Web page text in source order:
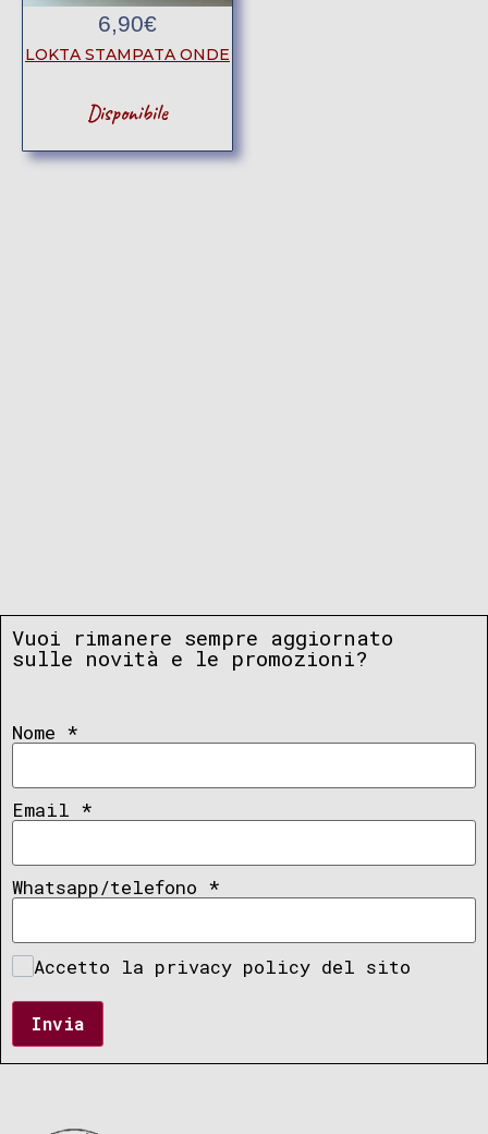
6,90€
LOKTA STAMPATA ONDE
Disponibile
Vuoi rimanere sempre aggiornato
sulle novità e le promozioni?
Nome *
Email *
Whatsapp/telefono *
Accetto la privacy policy del sito
Invia